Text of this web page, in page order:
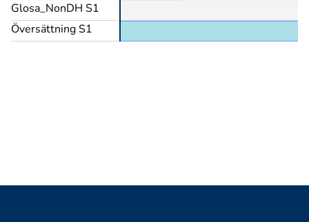
Glosa_NonDH S1
Översättning S1